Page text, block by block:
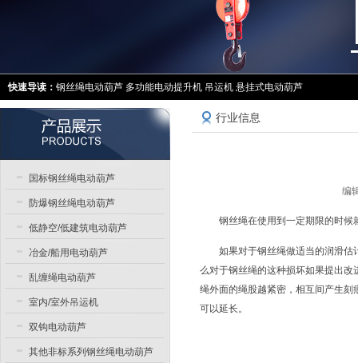
快速导读： 钢丝绳电动葫芦 多功能电动提升机 吊运机 悬挂式电动葫芦
行业信息
编
钢丝绳在使用到一定期限的时候
如果对于钢丝绳做适当的润滑估
么对于钢丝绳的这种损坏如果提出
绳外面的绳股越紧密，相互间产生
可以延长。
国标钢丝绳电动葫芦
防爆钢丝绳电动葫芦
低静空/低建筑电动葫芦
冶金/船用电动葫芦
乱缠绳电动葫芦
室内/室外吊运机
双钩电动葫芦
其他非标系列钢丝绳电动葫芦